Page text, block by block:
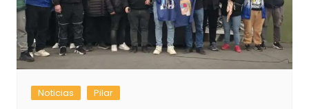
Noticias Pilar